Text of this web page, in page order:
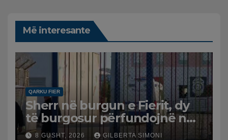
Më interesante
QARKU FIER
Sherr në burgun e Fierit, dy
të burgosur përfundojnë në
spital
8 GUSHT, 2026 GILBERTA SIMONI